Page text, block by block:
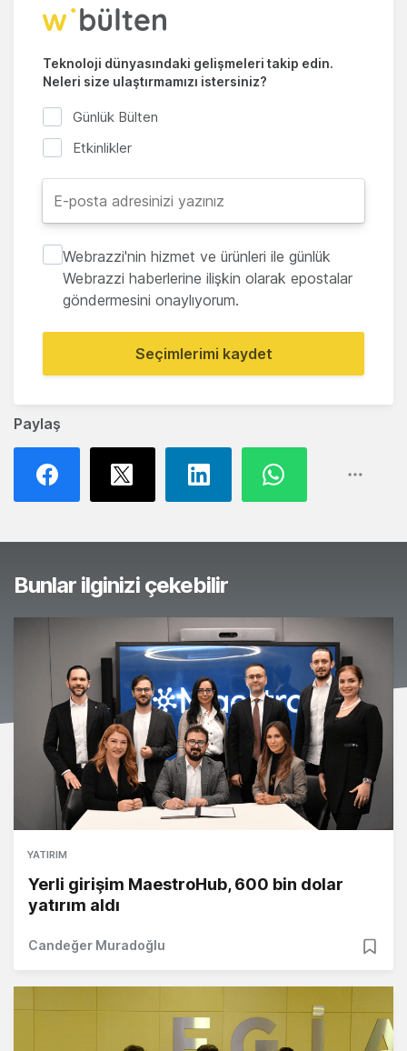
Paylaş
Teknoloji dünyasındaki gelişmeleri takip edin.
Neleri size ulaştırmamızı istersiniz?
Günlük Bülten
Etkinlikler
Webrazzi'nin hizmet ve ürünleri ile günlük
Webrazzi haberlerine ilişkin olarak epostalar
göndermesini onaylıyorum.
Seçimlerimi kaydet
Bunlar ilginizi çekebilir
YATIRIM
Yerli girişim MaestroHub, 600 bin dolar
yatırım aldı
Candeğer Muradoğlu